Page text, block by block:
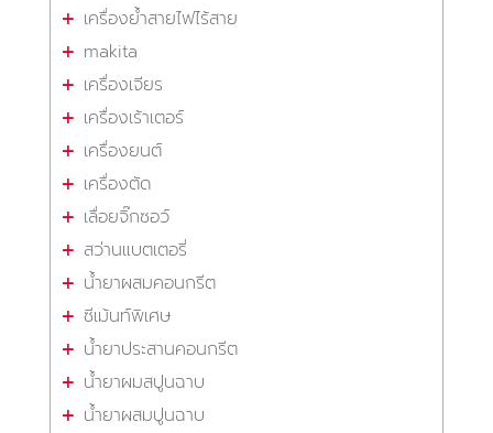
เครื่องย้ำสายไฟไร้สาย
makita
เครื่องเจียร
เครื่องเร้าเตอร์
เครื่องยนต์
เครื่องตัด
เลื่อยจิ๊กซอว์
สว่านแบตเตอรี่
น้ำยาผสมคอนกรีต
ซีเม้นท์พิเศษ
น้ำยาประสานคอนกรีต
น้ำยาผมสปูนฉาบ
น้ำยาผสมปูนฉาบ